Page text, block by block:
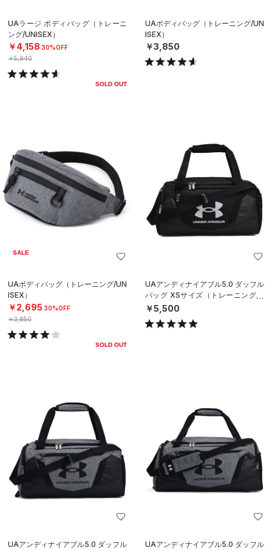
UAラージ ボディバッグ（トレーニ
ング/UNISEX）
￥4,158 30%OFF
￥5,940
SOLD OUT
UAボディバッグ（トレーニング/UN
ISEX）
￥3,850
SALE
UAボディバッグ（トレーニング/UN
ISEX）
￥2,695 30%OFF
￥3,850
SOLD OUT
UAアンディナイアブル5.0 ダッフル
バッグ XSサイズ（トレーニング/U
NISEX）
￥5,500
UAアンディナイアブル5.0 ダッフル
UAアンディナイアブル5.0 ダッフル